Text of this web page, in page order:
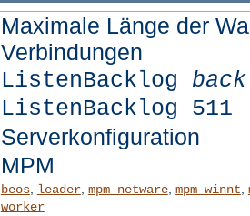
Maximale Länge der
Verbindungen
ListenBacklog
ListenBacklog 511
Serverkonfiguration
MPM
beos, leader, mpm_netware, mpm_winnt,
worker